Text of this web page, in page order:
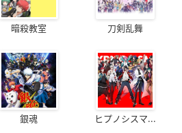
暗殺教室 刀剣乱舞
銀魂 ヒプノシスマ...